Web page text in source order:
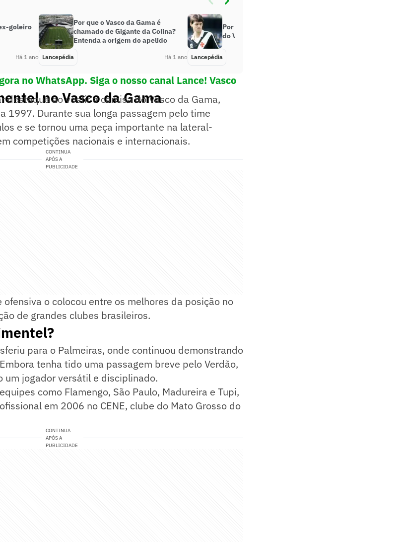
goleiro
Há 1 ano
Por que o Vasco da Gama é
chamado de Gigante da Colina?
Entenda a origem do apelido
Lancepédia Há 1 ano
Por onde anda Sorato, ex-atacante
do Vasco?
Lancepédia
no WhatsApp. Siga o nosso canal Lance! Vasco
no Vasco da Gama
destaque ao vestir a camisa do Vasco da Gama,
1997. Durante sua longa passagem pelo time
e se tornou uma peça importante na lateral-
competições nacionais e internacionais.
CONTINUA
APÓS A
PUBLICIDADE
o colocou entre os melhores da posição no
de grandes clubes brasileiros.
para o Palmeiras, onde continuou demonstrando
tenha tido uma passagem breve pelo Verdão,
um jogador versátil e disciplinado.
como Flamengo, São Paulo, Madureira e Tupi,
em 2006 no CENE, clube do Mato Grosso do
CONTINUA
APÓS A
PUBLICIDADE